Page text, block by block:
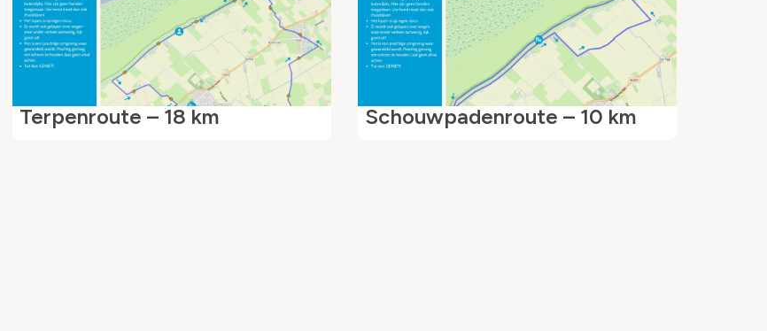
Terpenroute – 18 km Schouwpadenroute – 10 km